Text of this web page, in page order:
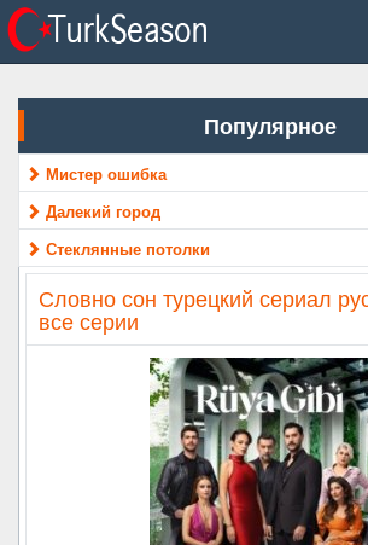
Популярное
Мистер ошибка
Далекий город
Стеклянные потолки
Словно сон турецкий сериал
все серии